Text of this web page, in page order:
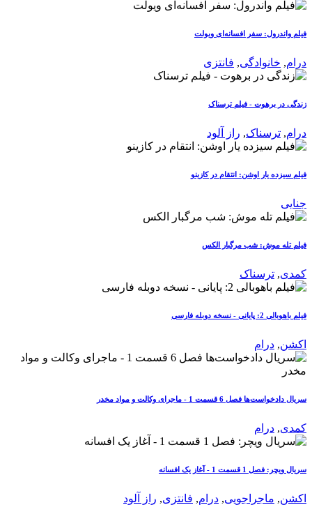
فیلم واندرول: سفر افسانه‌ای ویولت
درام, خانوادگی, فانتزی
زندگی در برهوت - فیلم ترسناک
درام, ترسناک, راز آلود
فیلم سیزده یار اوشن: انتقام در کازینو
جنایی
فیلم تله موش: شب مرگبار الکس
کمدی, ترسناک
فیلم باهوبالی 2: پایانی - نسخه دوبله فارسی
اکشن, درام
سریال دادخواست‌ها فصل 6 قسمت 1 - ماجرای وکالت و مواد مخدر
کمدی, درام
سریال ویچر: فصل 1 قسمت 1 - آغاز یک افسانه
اکشن, ماجراجویی, درام, فانتزی, راز آلود